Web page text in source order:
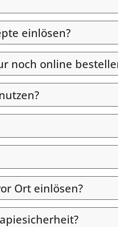
einlösen?
noch online
Ort einlösen?